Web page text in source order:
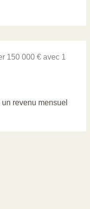
150 000 € avec 1
revenu mensuel